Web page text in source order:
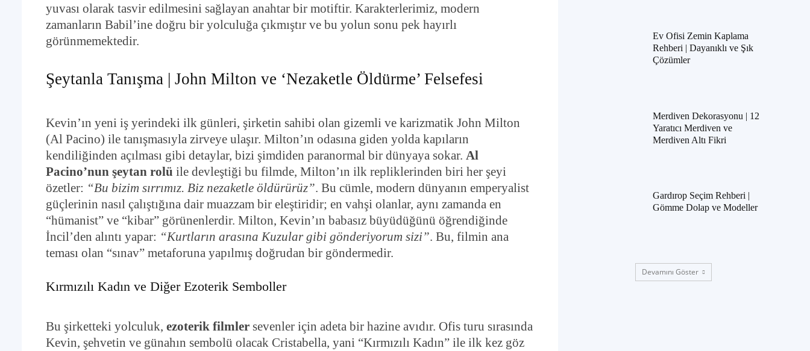
yuvası olarak tasvir edilmesini sağlayan anahtar bir motiftir. Karakterlerimiz, modern
zamanların Babil’ine doğru bir yolculuğa çıkmıştır ve bu yolun sonu pek hayırlı
görünmemektedir.
Şeytanla Tanışma | John Milton ve ‘Nezaketle Öldürme’ Felsefesi
Kevin’ın yeni iş yerindeki ilk günleri, şirketin sahibi olan gizemli ve karizmatik John Milton
(Al Pacino) ile tanışmasıyla zirveye ulaşır. Milton’ın odasına giden yolda kapıların
kendiliğinden açılması gibi detaylar, bizi şimdiden paranormal bir dünyaya sokar. Al
Pacino’nun şeytan rolü ile devleştiği bu filmde, Milton’ın ilk repliklerinden biri her şeyi
özetler: “Bu bizim sırrımız. Biz nezaketle öldürürüz”. Bu cümle, modern dünyanın emperyalist
güçlerinin nasıl çalıştığına dair muazzam bir eleştiridir; en vahşi olanlar, aynı zamanda en
“hümanist” ve “kibar” görünenlerdir. Milton, Kevin’ın babasız büyüdüğünü öğrendiğinde
İncil’den alıntı yapar: “Kurtların arasına Kuzular gibi gönderiyorum sizi”. Bu, filmin ana
teması olan “sınav” metaforuna yapılmış doğrudan bir göndermedir.
Kırmızılı Kadın ve Diğer Ezoterik Semboller
Bu şirketteki yolculuk, ezoterik filmler sevenler için adeta bir hazine avıdır. Ofis turu sırasında
Kevin, şehvetin ve günahın sembolü olacak Cristabella, yani “Kırmızılı Kadın” ile ilk kez göz
Ev Ofisi Zemin Kaplama
Rehberi | Dayanıklı ve Şık
Çözümler
Merdiven Dekorasyonu | 12
Yaratıcı Merdiven ve
Merdiven Altı Fikri
Gardırop Seçim Rehberi |
Gömme Dolap ve Modeller
Devamını Göster